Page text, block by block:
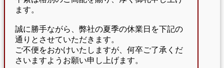
ます。
誠に勝手ながら、弊社の夏季の休業日を下記の
通りとさせていただきます。
ご不便をおかけいたしますが、何卒ご了承くだ
さいますようお願い申し上げます。